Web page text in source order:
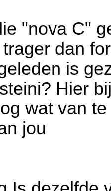
"nova C"
dan
is
Hier
wat van
jou